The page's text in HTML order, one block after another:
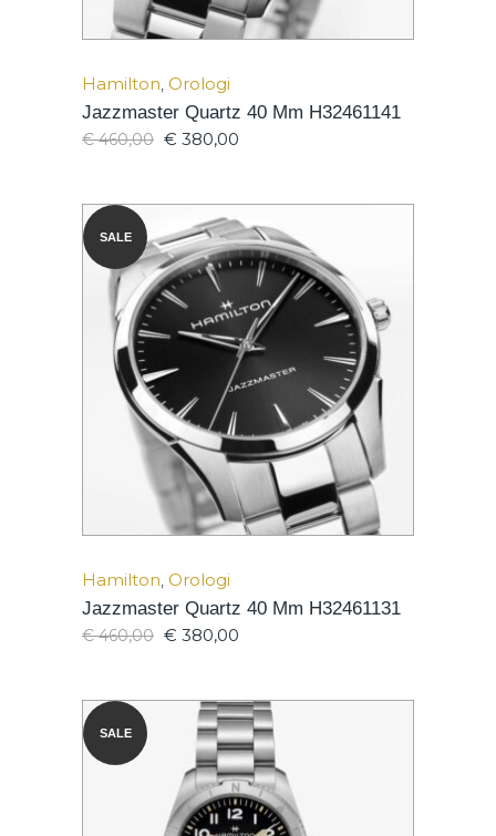
Hamilton, Orologi
Jazzmaster Quartz 40 Mm H32461141
€460,00 € 380,00
SALE
Hamilton, Orologi
Jazzmaster Quartz 40 Mm H32461131
€460,00 € 380,00
SALE